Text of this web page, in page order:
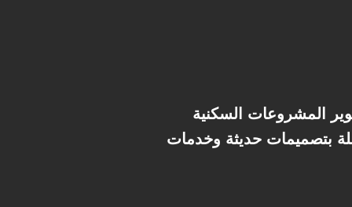
المشروعات السكنية
بتصميمات حديثة وخدمات